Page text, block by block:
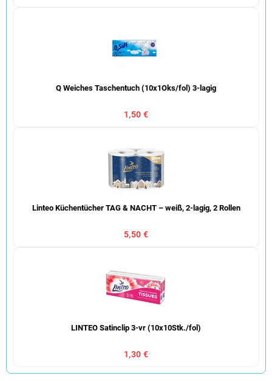
Q Weiches Taschentuch (10x1Oks/fol) 3-lagig
1,50 €
Linteo Küchentücher TAG & NACHT – weiß, 2-lagig, 2 Rollen
5,50 €
LINTEO Satinclip 3-vr (10x10Stk./fol)
1,30 €